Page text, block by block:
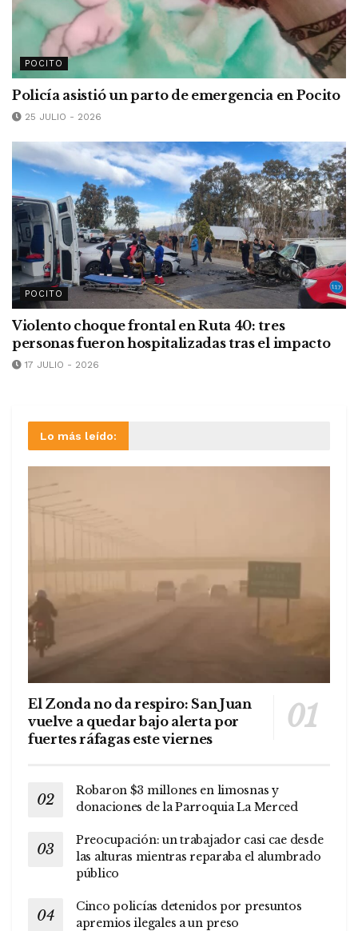
POCITO
Policía asistió un parto de emergencia en Pocito
25 JULIO - 2026
POCITO
Violento choque frontal en Ruta 40: tres
personas fueron hospitalizadas tras el impacto
17 JULIO - 2026
Lo más leído:
El Zonda no da respiro: San Juan
vuelve a quedar bajo alerta por
fuertes ráfagas este viernes
Robaron $3 millones en limosnas y
donaciones de la Parroquia La Merced
Preocupación: un trabajador casi cae desde
las alturas mientras reparaba el alumbrado
público
Cinco policías detenidos por presuntos
apremios ilegales a un preso